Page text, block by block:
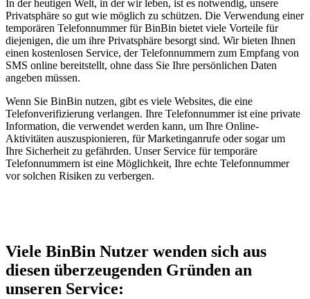
In der heutigen Welt, in der wir leben, ist es notwendig, unsere
Privatsphäre so gut wie möglich zu schützen. Die Verwendung einer
temporären Telefonnummer für BinBin bietet viele Vorteile für
diejenigen, die um ihre Privatsphäre besorgt sind. Wir bieten Ihnen
einen kostenlosen Service, der Telefonnummern zum Empfang von
SMS online bereitstellt, ohne dass Sie Ihre persönlichen Daten
angeben müssen.
Wenn Sie BinBin nutzen, gibt es viele Websites, die eine
Telefonverifizierung verlangen. Ihre Telefonnummer ist eine private
Information, die verwendet werden kann, um Ihre Online-
Aktivitäten auszuspionieren, für Marketinganrufe oder sogar um
Ihre Sicherheit zu gefährden. Unser Service für temporäre
Telefonnummern ist eine Möglichkeit, Ihre echte Telefonnummer
vor solchen Risiken zu verbergen.
Viele BinBin Nutzer wenden sich aus
diesen überzeugenden Gründen an
unseren Service: